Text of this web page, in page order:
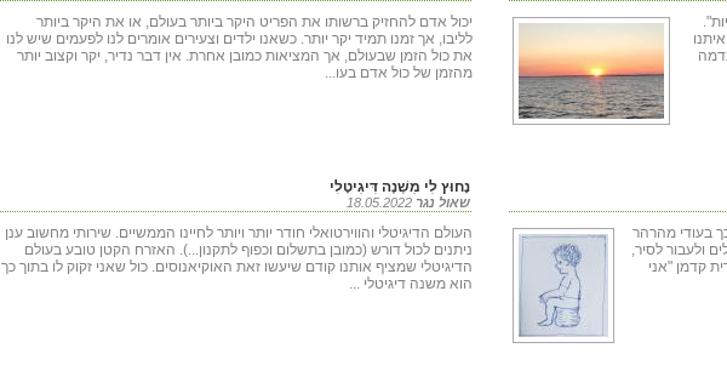
יכול אדם להחזיק ברשותו את הפריט היקר ביותר בעולם, או את היקר ביותר
לליבו, אך זמנו תמיד יקר יותר. כשאנו ילדים וצעירים אומרים לנו לפעמים שיש לנו
את כול הזמן שבעולם, אך המציאות כמובן אחרת. אין דבר נדיר, יקר וקצוב יותר
מהזמן של כול אדם בעו...
בעודי מהרהר
ולעבור לסיר,
קדמן "אני
נָחוּץ לִי מִשְׁנֶה דִּיגִיטָלִי
שאול נגר 18.05.2022
העולם הדיגיטלי והווירטואלי חודר יותר ויותר לחיינו הממשיים. שירותי מחשוב ענן
ניתנים לכול דורש (כמובן בתשלום וכפוף לתקנון...). האזרח הקטן טובע בעולם
הדיגיטלי שמציף אותנו קודם שיעשו זאת האוקיאנוסים. כול שאני זקוק לו בתוך כך
הוא משנה דיגיטלי ...